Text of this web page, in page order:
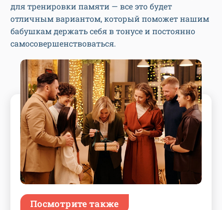
для тренировки памяти — все это будет
отличным вариантом, который поможет нашим
бабушкам держать себя в тонусе и постоянно
самосовершенствоваться.
Посмотрите также